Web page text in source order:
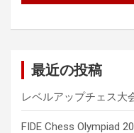
最近の投稿
レベルアップチェス大
FIDE Chess Olympiad